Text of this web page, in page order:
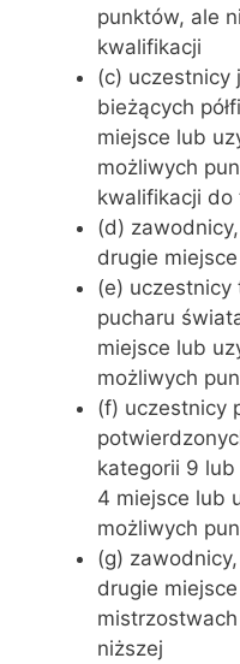
punktów, ale
kwalifikacji
(c) uczestnicy
bieżących
miejsce lub
możliwych
kwalifikacji do
(d)
drugie
(e) uczestnicy
pucharu
miejsce lub
możliwych
(f) uczestnicy
kategorii 9
4 miejsce lub
możliwych
(g)
drugie
niższej